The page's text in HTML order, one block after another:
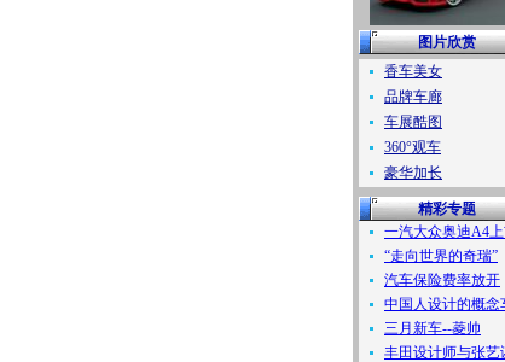
图片欣赏
香车美女
品牌车廊
车展酷图
360°观车
豪华加长
精彩专题
一汽大众奥迪A4
“走向世界的奇瑞”
汽车保险费率放开
中国人设计的概念
三月新车--菱帅
丰田设计师与张艺